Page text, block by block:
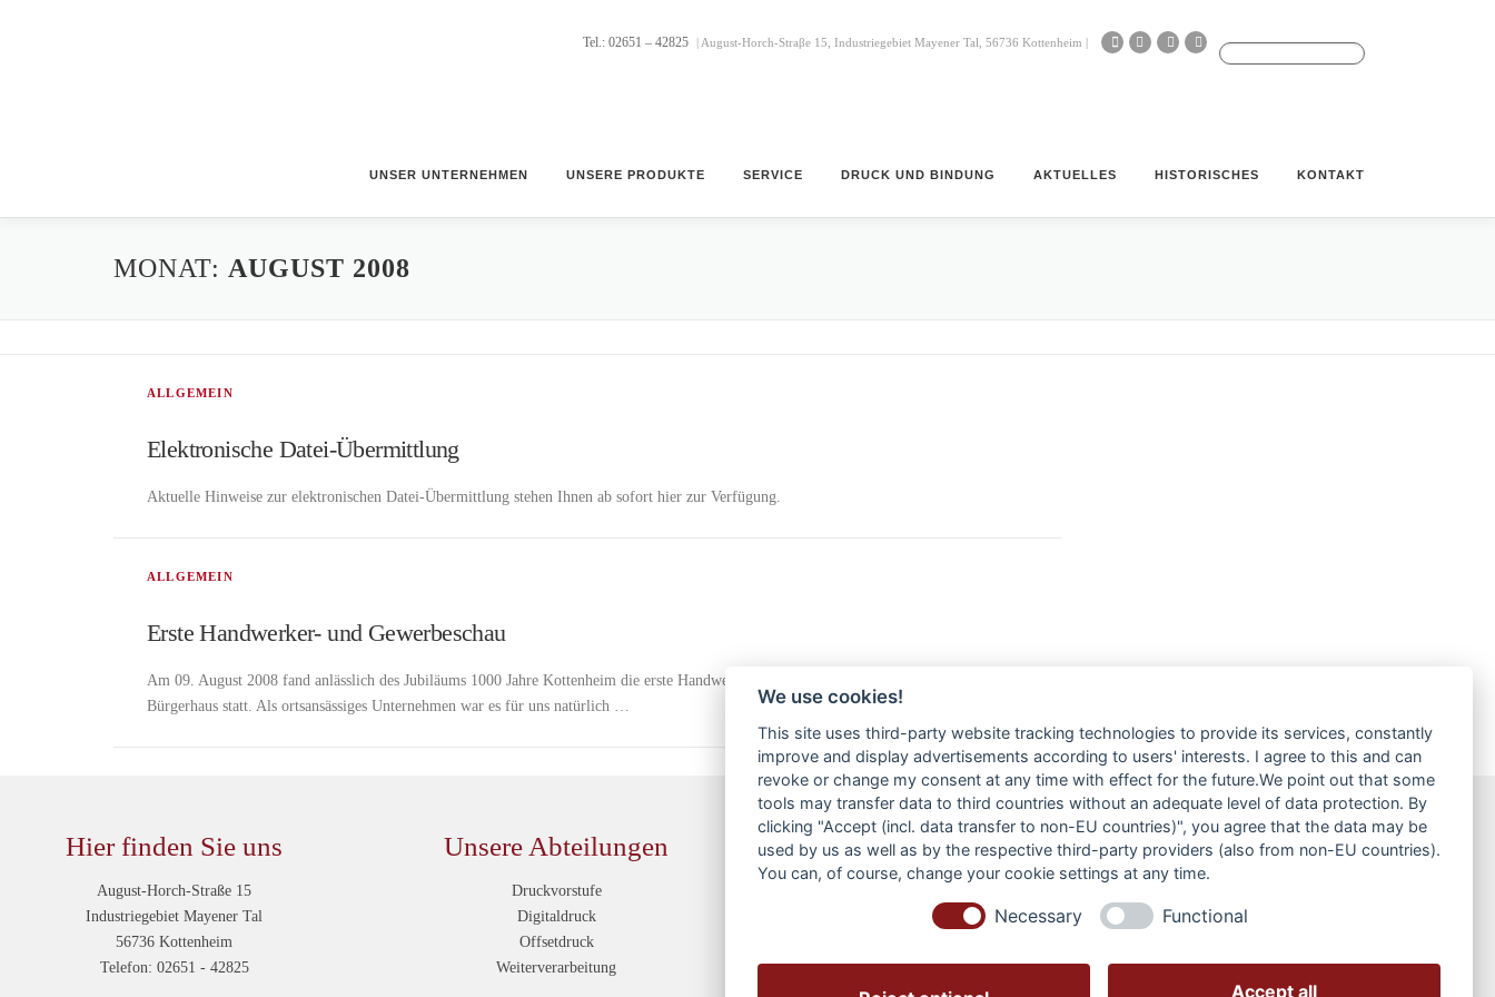
Tel.: 02651 – 42825 | August-Horch-Straβe 15, Industriegebiet Mayener Tal, 56736 Kottenheim |
UNSER UNTERNEHMEN UNSERE PRODUKTE SERVICE DRUCK UND BINDUNG AKTUELLES HISTORISCHES KONTAKT
MONAT: AUGUST 2008
ALLGEMEIN
Elektronische Datei-Übermittlung
Aktuelle Hinweise zur elektronischen Datei-Übermittlung stehen Ihnen ab sofort hier zur Verfügung.
ALLGEMEIN
Erste Handwerker- und Gewerbeschau
Am 09. August 2008 fand anlässlich des Jubiläums 1000 Jahre Kottenheim die erste Handwerker- und Gewerbeschau rund um das Kottenheimer
Bürgerhaus statt. Als ortsansässiges Unternehmen war es für uns natürlich …
Hier finden Sie uns
August-Horch-Straße 15
Industriegebiet Mayener Tal
56736 Kottenheim
Telefon: 02651 - 42825
Unsere Abteilungen
Druckvorstufe
Digitaldruck
Offsetdruck
Weiterverarbeitung
Service
Anfahrtsskizze
News
We use cookies!
This site uses third-party website tracking technologies to provide its services, constantly
improve and display advertisements according to users' interests. I agree to this and can
revoke or change my consent at any time with effect for the future.We point out that some
tools may transfer data to third countries without an adequate level of data protection. By
clicking "Accept (incl. data transfer to non-EU countries)", you agree that the data may be
used by us as well as by the respective third-party providers (also from non-EU countries).
You can, of course, change your cookie settings at any time.
Necessary Functional
Accept all